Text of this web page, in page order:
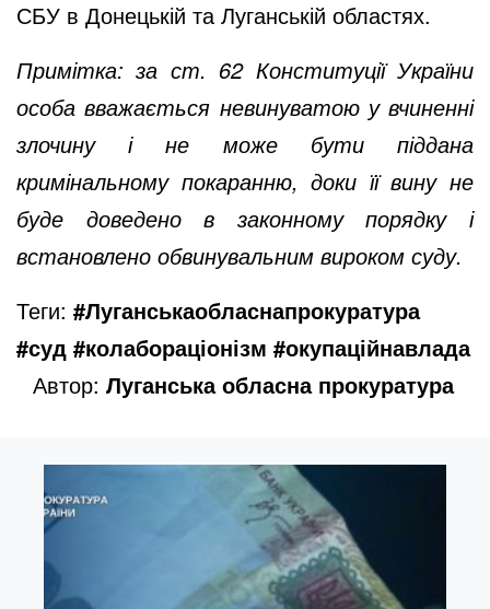
СБУ в Донецькій та Луганській областях.
Примітка: за ст. 62 Конституції України
особа вважається невинуватою у вчиненні
злочину і не може бути піддана
кримінальному покаранню, доки її вину не
буде доведено в законному порядку і
встановлено обвинувальним вироком суду.
Теги: #Луганськаобласнапрокуратура
#суд #колабораціонізм #окупаційнавлада
Автор: Луганська обласна прокуратура